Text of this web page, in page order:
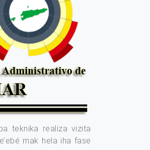
teknika realiza vizita
mak hela iha fase